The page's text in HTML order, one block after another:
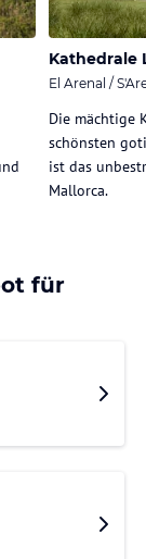
Kathedrale
El Arenal /
Die mächtige
schönsten
ist das
Mallorca.
für